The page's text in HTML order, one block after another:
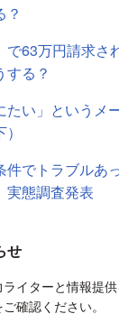
？
で63万円請求
する？
たい」という
件でトラブルあ
実態調査発表
せ
イターと情報提供
確認ください。